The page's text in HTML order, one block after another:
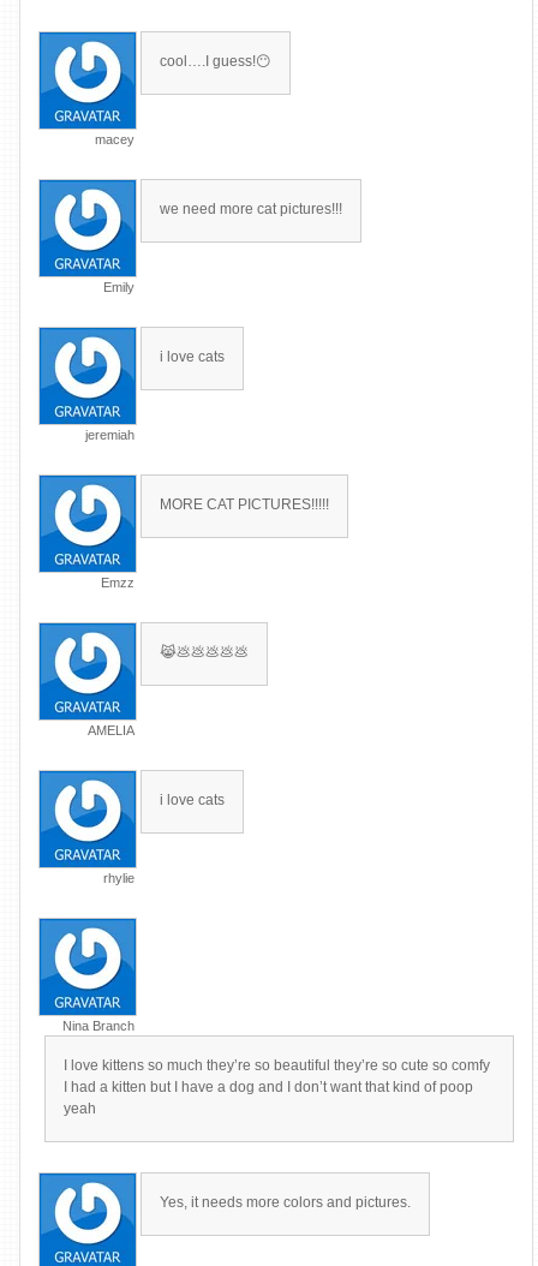
macey
cool….I guess!😶
Emily
we need more cat pictures!!!
jeremiah
i love cats
Emzz
MORE CAT PICTURES!!!!!
AMELIA
😹💩💩💩💩💩
rhylie
i love cats
Nina Branch
I love kittens so much they’re so beautiful they’re so cute so comfy
I had a kitten but I have a dog and I don’t want that kind of poop
yeah
Yes, it needs more colors and pictures.